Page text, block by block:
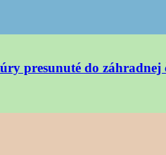
presunuté do záhradnej